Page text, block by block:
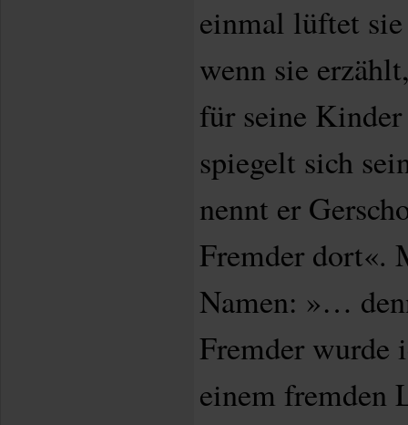
einmal lüftet
wenn sie
für seine
spiegelt sich
nennt er
Fremder dort«.
Namen: »…
Fremder wurde
einem fremden